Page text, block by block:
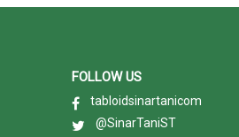
FOLLOW US
tabloidsinartanicom
@SinarTaniST